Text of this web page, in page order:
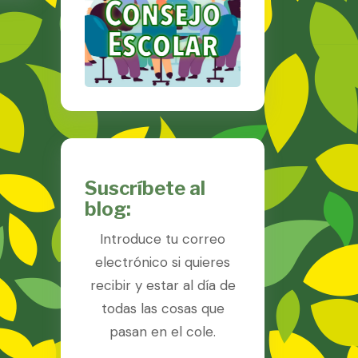
Suscríbete al
blog:
Introduce tu correo
electrónico si quieres
recibir y estar al día de
todas las cosas que
pasan en el cole.